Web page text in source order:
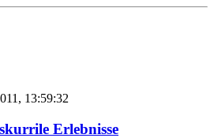
13:59:32
Erlebnisse